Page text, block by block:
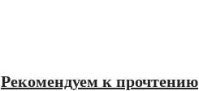
Рекомендуем к прочтению